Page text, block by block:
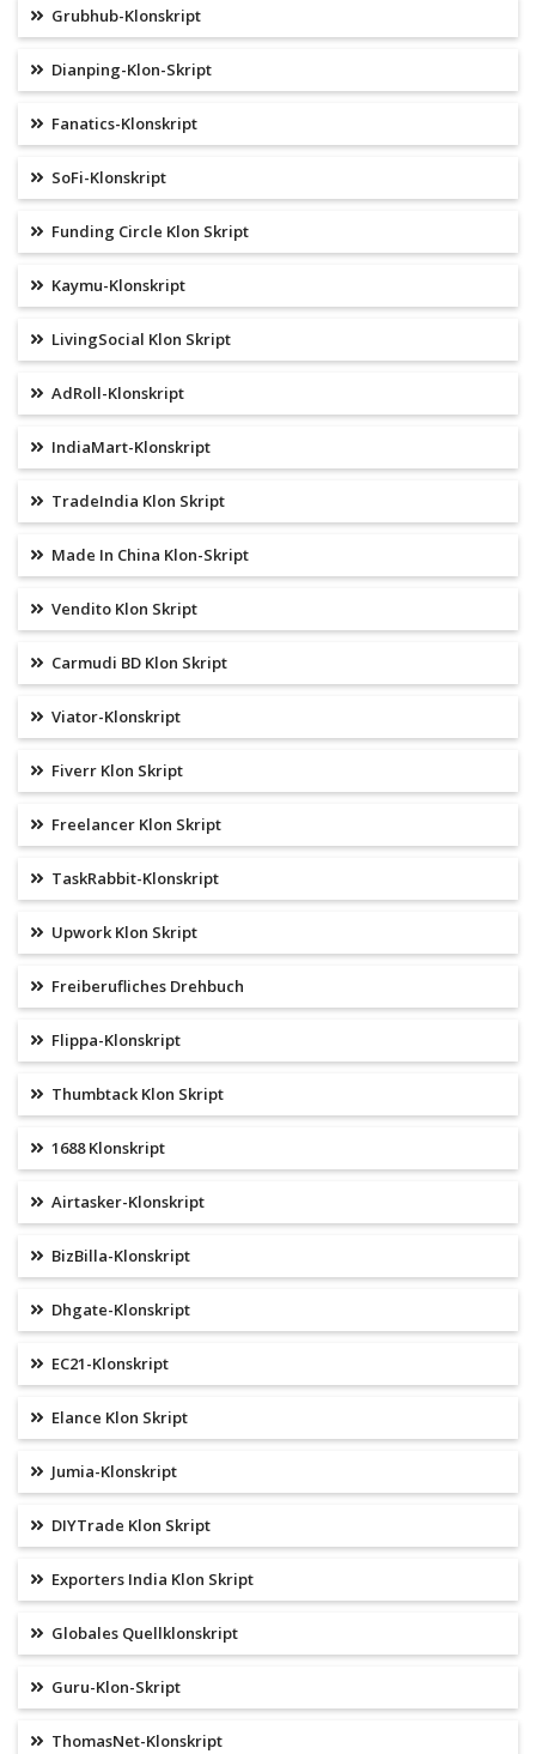
Grubhub-Klonskript
Dianping-Klon-Skript
Fanatics-Klonskript
SoFi-Klonskript
Funding Circle Klon Skript
Kaymu-Klonskript
LivingSocial Klon Skript
AdRoll-Klonskript
IndiaMart-Klonskript
TradeIndia Klon Skript
Made In China Klon-Skript
Vendito Klon Skript
Carmudi BD Klon Skript
Viator-Klonskript
Fiverr Klon Skript
Freelancer Klon Skript
TaskRabbit-Klonskript
Upwork Klon Skript
Freiberufliches Drehbuch
Flippa-Klonskript
Thumbtack Klon Skript
1688 Klonskript
Airtasker-Klonskript
BizBilla-Klonskript
Dhgate-Klonskript
EC21-Klonskript
Elance Klon Skript
Jumia-Klonskript
DIYTrade Klon Skript
Exporters India Klon Skript
Globales Quellklonskript
Guru-Klon-Skript
ThomasNet-Klonskript